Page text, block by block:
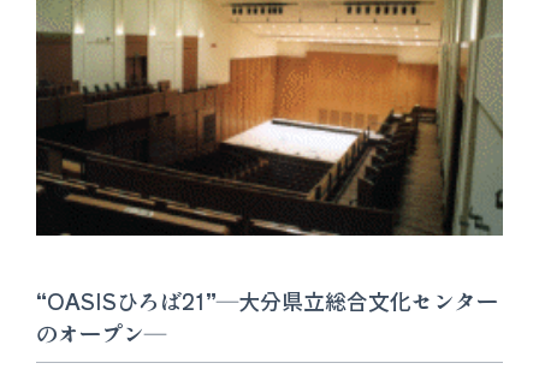
“OASISひろば21”―大分県立総合文化センター
のオープン―